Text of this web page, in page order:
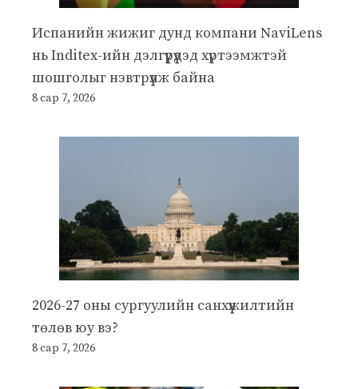
Испанийн жижиг дунд компани NaviLens
нь Inditex-ийн дэлгүүрүүдэд хүртээмжтэй
шошголыг нэвтрүүлж байна
8 сар 7, 2026
2026-27 оны сургуулийн санхүүжилтийн
төлөв юу вэ?
8 сар 7, 2026